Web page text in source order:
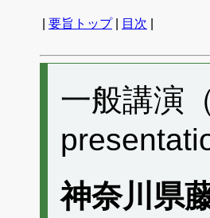
要旨トップ| 目次
一般講演
神奈川県